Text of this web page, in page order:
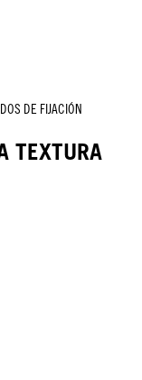
DE FIJACIÓN
TEXTURA